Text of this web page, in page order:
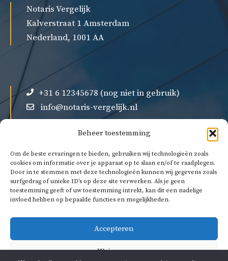
Beheer toestemming
Om de beste ervaringen te bieden, gebruiken wij technologieën zoals
cookies om informatie over je apparaat op te slaan en/of te raadplegen.
Door in te stemmen met deze technologieën kunnen wij gegevens zoals
surfgedrag of unieke ID's op deze site verwerken. Als je geen
toestemming geeft of uw toestemming intrekt, kan dit een nadelige
invloed hebben op bepaalde functies en mogelijkheden.
Accepteren
Weigeren
Notaris Vergelijk
Kalverstraat 1 Amsterdam
Nederland, 1001 AA
+31 6 12345678 (nog niet in gebruik)
info@notaris-vergelijk.nl
Over ons
Privacybeleid
Algemene voorwaarden